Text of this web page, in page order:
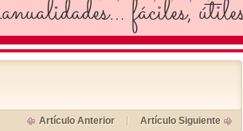
Artículo Anterior Artículo Siguiente